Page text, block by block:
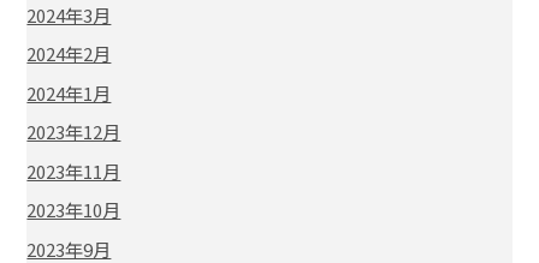
2024年3月
2024年2月
2024年1月
2023年12月
2023年11月
2023年10月
2023年9月